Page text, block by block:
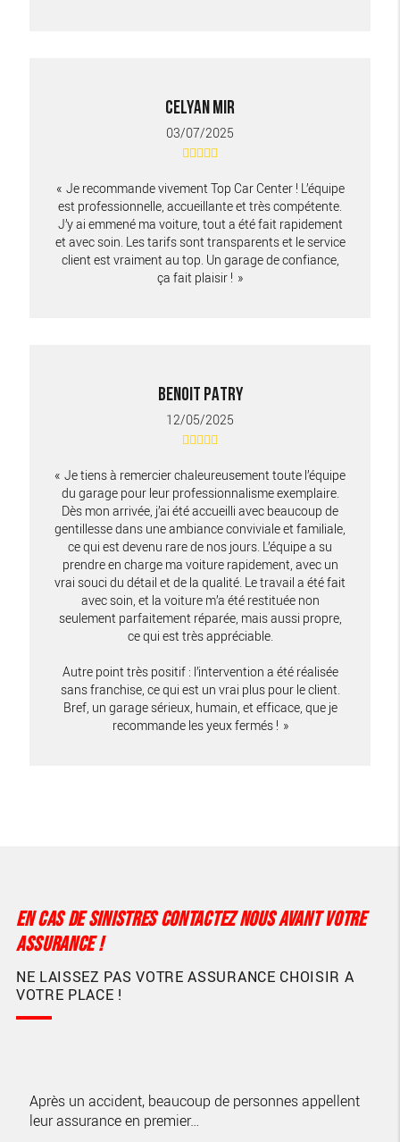
CELYAN MIR
03/07/2025
Je recommande vivement Top Car Center ! L’équipe
est professionnelle, accueillante et très compétente.
J’y ai emmené ma voiture, tout a été fait rapidement
et avec soin. Les tarifs sont transparents et le service
client est vraiment au top. Un garage de confiance,
ça fait plaisir !
BENOIT PATRY
12/05/2025
Je tiens à remercier chaleureusement toute l’équipe
du garage pour leur professionnalisme exemplaire.
Dès mon arrivée, j’ai été accueilli avec beaucoup de
gentillesse dans une ambiance conviviale et familiale,
ce qui est devenu rare de nos jours. L’équipe a su
prendre en charge ma voiture rapidement, avec un
vrai souci du détail et de la qualité. Le travail a été fait
avec soin, et la voiture m’a été restituée non
seulement parfaitement réparée, mais aussi propre,
ce qui est très appréciable.
Autre point très positif : l’intervention a été réalisée
sans franchise, ce qui est un vrai plus pour le client.
Bref, un garage sérieux, humain, et efficace, que je
recommande les yeux fermés !
EN CAS DE SINISTRES CONTACTEZ NOUS AVANT VOTRE
ASSURANCE !
NE LAISSEZ PAS VOTRE ASSURANCE CHOISIR A
VOTRE PLACE !
Après un accident, beaucoup de personnes appellent
leur assurance en premier…